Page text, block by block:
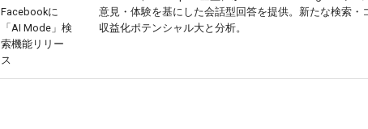
Facebookに
「AI Mode」検
索機能リリー
ス
意見・体験を基にした会話型回答を提供。新たな検索・
収益化ポテンシャル大と分析。